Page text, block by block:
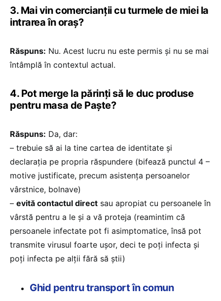
3. Mai vin comercianții cu turmele de miei la
intrarea în oraș?
Răspuns: Nu. Acest lucru nu este permis și nu se mai
întâmplă în contextul actual.
4. Pot merge la părinți să le duc produse
pentru masa de Paște?
Răspuns: Da, dar:
– trebuie să ai la tine cartea de identitate și
declarația pe propria răspundere (bifează punctul 4 –
motive justificate, precum asistența persoanelor
vârstnice, bolnave)
– evită contactul direct sau apropiat cu persoanele în
vârstă pentru a le și a vă proteja (reamintim că
persoanele infectate pot fi asimptomatice, însă pot
transmite virusul foarte ușor, deci te poți infecta și
poți infecta pe alții fără să știi)
Ghid pentru transport în comun